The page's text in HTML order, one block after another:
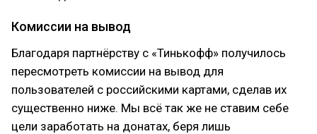
Комиссии на вывод
Благодаря партнёрству с «Тинькофф» получилось
пересмотреть комиссии на вывод для
пользователей с российскими картами, сделав их
существенно ниже. Мы всё так же не ставим себе
цели заработать на донатах, беря лишь